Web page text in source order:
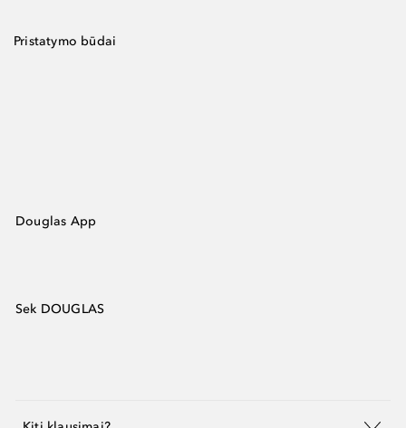
Pristatymo būdai
Douglas App
Sek DOUGLAS